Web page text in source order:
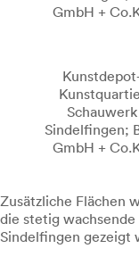
GmbH +
Schauwerk
Sindelfingen;
GmbH +
Zusätzliche Flächen
die stetig
Sindelfingen gezeigt